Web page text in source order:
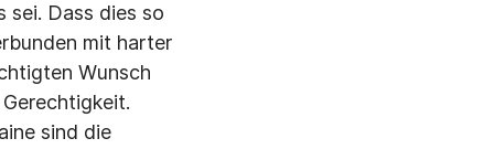
Dass dies so
mit harter
Wunsch
sind die